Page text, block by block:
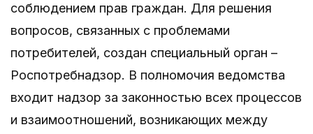
соблюдением прав граждан. Для решения
вопросов, связанных с проблемами
потребителей, создан специальный орган –
Роспотребнадзор. В полномочия ведомства
входит надзор за законностью всех процессов
и взаимоотношений, возникающих между